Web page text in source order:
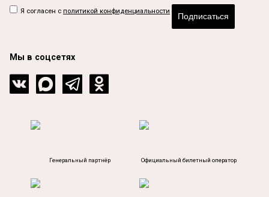
Я согласен с политикой конфиденциальности
Подписаться
Мы в соцсетях
Генеральный партнёр Официальный билетный оператор